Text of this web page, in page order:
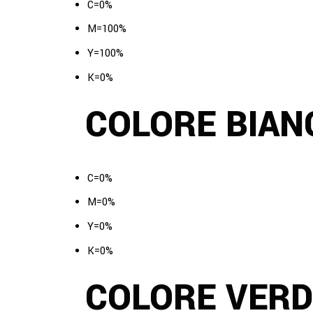
C=0%
M=100%
Y=100%
K=0%
COLORE
C=0%
M=0%
Y=0%
K=0%
COLORE